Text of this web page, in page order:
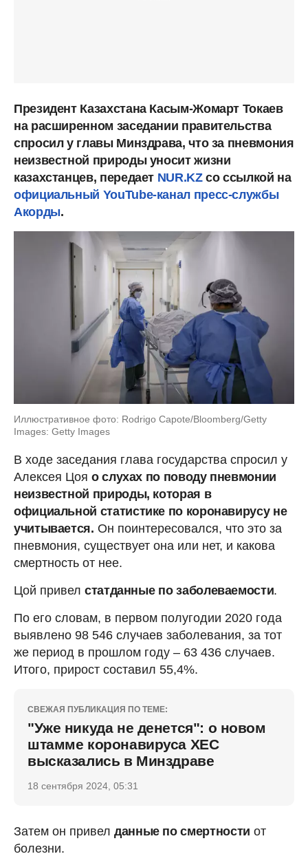
Президент Казахстана Касым-Жомарт Токаев
на расширенном заседании правительства
спросил у главы Минздрава, что за пневмония
неизвестной природы уносит жизни
казахстанцев, передает NUR.KZсо ссылкой на
официальный YouTube-канал пресс-службы
Акорды.
Иллюстративное фото: Rodrigo Capote/Bloomberg/Getty
Images: Getty Images
В ходе заседания глава государства спросил у
Алексея Цоя о слухах по поводу пневмонии
неизвестной природы, которая в
официальной статистике по коронавирусу не
учитывается. Он поинтересовался, что это за
пневмония, существует она или нет, и какова
смертность от нее.
Цой привел статданные по заболеваемости.
По его словам, в первом полугодии 2020 года
выявлено 98 546 случаев заболевания, за тот
же период в прошлом году – 63 436 случаев.
Итого, прирост составил 55,4%.
СВЕЖАЯ ПУБЛИКАЦИЯ ПО ТЕМЕ:
"Уже никуда не денется": о новом
штамме коронавируса ХЕС
высказались в Минздраве
18 сентября 2024, 05:31
Затем он привел данные по смертности от
болезни.